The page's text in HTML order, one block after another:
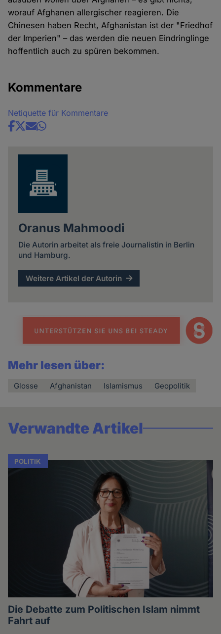
worauf Afghanen allergischer reagieren. Die
Chinesen haben Recht, Afghanistan ist der "Friedhof
der Imperien" – das werden die neuen Eindringlinge
hoffentlich auch zu spüren bekommen.
Kommentare
Netiquette für Kommentare
Share
Oranus Mahmoodi
Die Autorin arbeitet als freie Journalistin in Berlin
und Hamburg.
Weitere Artikel der Autorin
Mehr lesen über:
Glosse Afghanistan Islamismus Geopolitik
Verwandte Artikel
POLITIK
Die Debatte zum Politischen Islam nimmt
Fahrt auf